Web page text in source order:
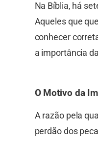
Na Bíblia, há
Aqueles que
conhecer
a importância
O Motivo da
A razão pela
perdão dos